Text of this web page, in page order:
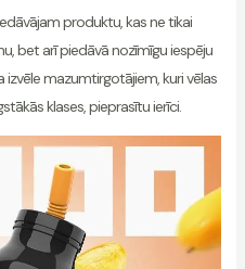
produktu, kas ne tikai
bet arī piedāvā nozīmīgu iespēju
izvēle mazumtirgotājiem, kuri vēlas
klases, pieprasītu ierīci.